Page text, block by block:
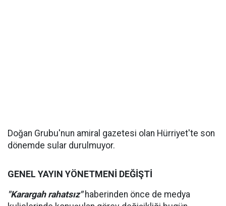
Doğan Grubu'nun amiral gazetesi olan Hürriyet'te son
dönemde sular durulmuyor.
GENEL YAYIN YÖNETMENİ DEĞİŞTİ
"Karargah rahatsız"haberinden önce de medya